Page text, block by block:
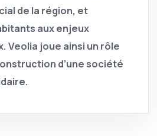
de la région, et
aux enjeux
Veolia joue ainsi un rôle
d’une société